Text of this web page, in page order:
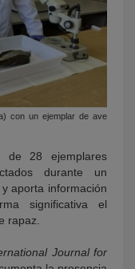
con un ejemplar de ave
de 28 ejemplares
durante un
aporta información
significativa el
rapaz.
Journal for